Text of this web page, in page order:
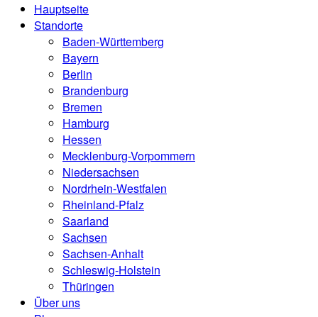
Hauptseite
Standorte
Baden-Württemberg
Bayern
Berlin
Brandenburg
Bremen
Hamburg
Hessen
Mecklenburg-Vorpommern
Niedersachsen
Nordrhein-Westfalen
Rheinland-Pfalz
Saarland
Sachsen
Sachsen-Anhalt
Schleswig-Holstein
Thüringen
Über uns